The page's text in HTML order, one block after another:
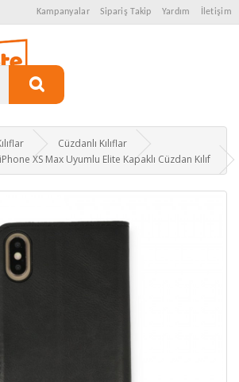
Kampanyalar Sipariş Takip Yardım İletişim
Cüzdanlı Kılıflar
iPhone XS Max Uyumlu Elite Kapaklı Cüzdan Kılıf